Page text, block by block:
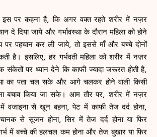
पर कहना है, कि अगर वक्त रहते शरीर में नज़र
दे दिया जाये और गर्भावस्था के दौरान महिला को होने
पर पहचान कर ली जाये, तो इससे माँ और बच्चे दोनों
है। इसलिए, हर गर्भवती महिला को शरीर में नज़र
पर ध्यान देने कि काफी ज्यादा जरूरत होती है,
का पता चल सके और आगे चलकर होने वाली किसी
बचाव किया जा सके। आम तौर पर, शरीर में नज़र
से खून बहना, पेट में काफी तेज दर्द होना,
से सूजन होना, सिर में तेज दर्द होना या फिर
में बच्चे की हलचल कम होना और तेज बुखार या फिर